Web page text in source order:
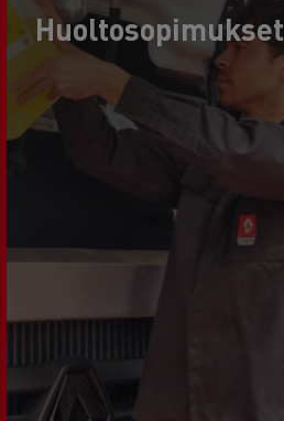
Huoltosopimukset